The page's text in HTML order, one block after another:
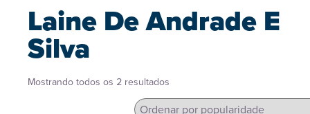
Laine De Andrade E
Silva
Mostrando todos os 2 resultados
popularidade